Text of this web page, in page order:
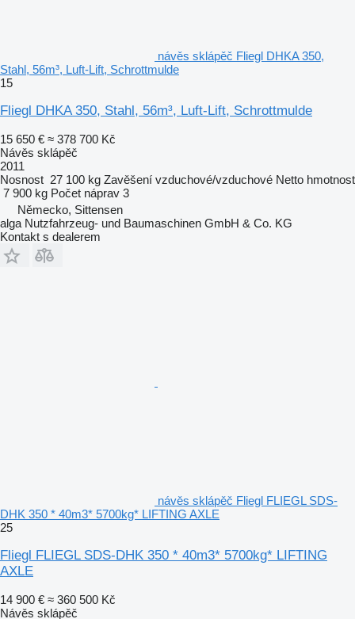
návěs sklápěč Fliegl DHKA 350,
Stahl, 56m³, Luft-Lift, Schrottmulde
15
Fliegl DHKA 350, Stahl, 56m³, Luft-Lift, Schrottmulde
15 650 € ≈ 378 700 Kč
Návěs sklápěč
2011
Nosnost 27 100 kg Zavěšení vzduchové/vzduchové Netto hmotnost
7 900 kg Počet náprav 3
Německo, Sittensen
alga Nutzfahrzeug- und Baumaschinen GmbH & Co. KG
Kontakt s dealerem
návěs sklápěč Fliegl FLIEGL SDS-
DHK 350 * 40m3* 5700kg* LIFTING AXLE
25
Fliegl FLIEGL SDS-DHK 350 * 40m3* 5700kg* LIFTING
AXLE
14 900 € ≈ 360 500 Kč
Návěs sklápěč